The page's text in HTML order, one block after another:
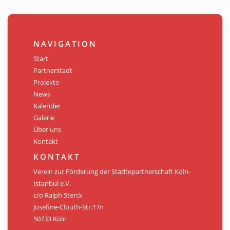
NAVIGATION
Start
Partnerstadt
Projekte
News
Kalender
Galerie
Über uns
Kontakt
KONTAKT
Verein zur Förderung der Städtepartnerschaft Köln-
Istanbul e.V.
c/o Ralph Sterck
Josefine-Clouth-Str.17n
50733 Köln